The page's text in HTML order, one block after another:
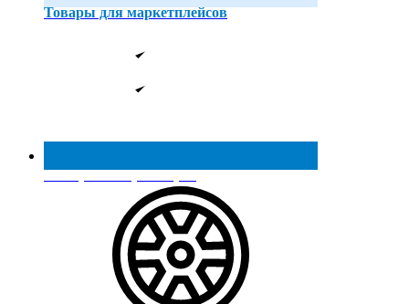
Товары для маркетплейсов
Реестр МинПромТорга